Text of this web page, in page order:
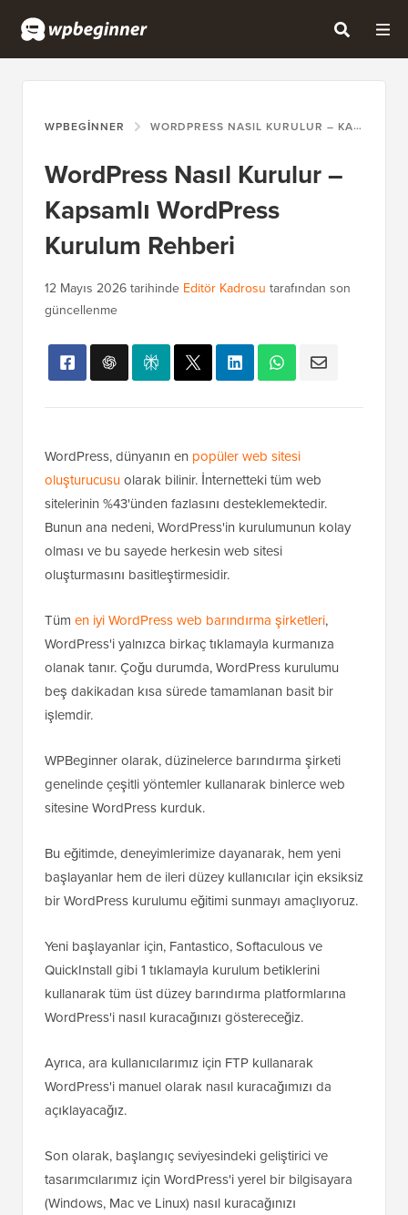
WPBEGINNER WORDPRESS NASIL KURULUR – KAPSAMLI WORDPRESS KURULUM REHBERI
WordPress Nasıl Kurulur –
Kapsamlı WordPress
Kurulum Rehberi
12 Mayıs 2026tarihinde Editör Kadrosu tarafından son
güncellenme
WordPress, dünyanın en popüler web sitesi
oluşturucusuolarak bilinir. İnternetteki tüm web
sitelerinin %43'ünden fazlasını desteklemektedir.
Bunun ana nedeni, WordPress'in kurulumunun kolay
olması ve bu sayede herkesin web sitesi
oluşturmasını basitleştirmesidir.
Tüm en iyi WordPress web barındırma şirketleri,
WordPress'i yalnızca birkaç tıklamayla kurmanıza
olanak tanır. Çoğu durumda, WordPress kurulumu
beş dakikadan kısa sürede tamamlanan basit bir
işlemdir.
WPBeginner olarak, düzinelerce barındırma şirketi
genelinde çeşitli yöntemler kullanarak binlerce web
sitesine WordPress kurduk.
Bu eğitimde, deneyimlerimize dayanarak, hem yeni
başlayanlar hem de ileri düzey kullanıcılar için eksiksiz
bir WordPress kurulumu eğitimi sunmayı amaçlıyoruz.
Yeni başlayanlar için, Fantastico, Softaculous ve
QuickInstall gibi 1 tıklamayla kurulum betiklerini
kullanarak tüm üst düzey barındırma platformlarına
WordPress'i nasıl kuracağınızı göstereceğiz.
Ayrıca, ara kullanıcılarımız için FTP kullanarak
WordPress'i manuel olarak nasıl kuracağımızı da
açıklayacağız.
Son olarak, başlangıç seviyesindeki geliştirici ve
tasarımcılarımız için WordPress'i yerel bir bilgisayara
(Windows, Mac ve Linux) nasıl kuracağınızı